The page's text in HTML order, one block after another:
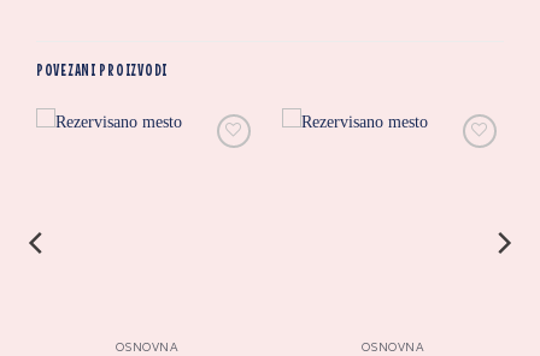
POVEZANI PROIZVODI
OSNOVNA OSNOVNA